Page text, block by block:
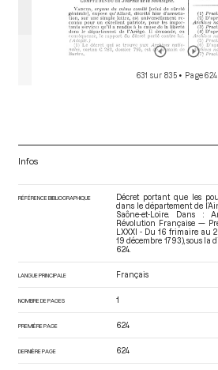
631 sur 835 • Page 624
Infos
RÉFÉRENCE BIBLIOGRAPHIQUE
Décret portant que les
dans le département de
Saône-et-Loire. Dans :
Révolution Française —
LXXXI - Du 16 frimaire
19 décembre 1793), sous la
624.
LANGUE PRINCIPALE Français
NOMBRE DE PAGES 1
PREMIÈRE PAGE 624
DERNIÈRE PAGE 624